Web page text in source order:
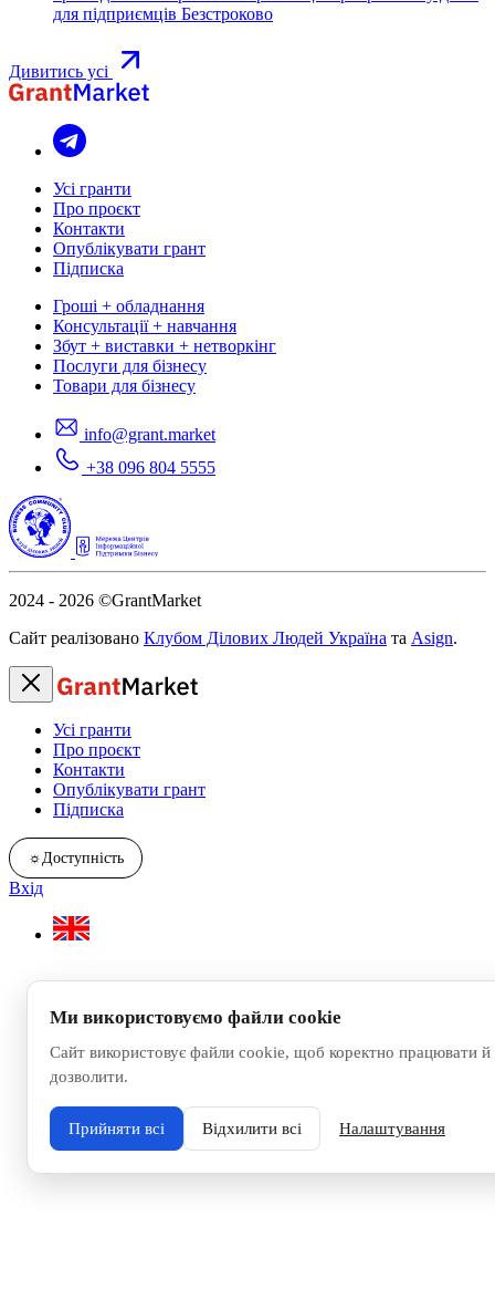
для підприємців Безстроково
Дивитись усі
Усі гранти
Про проєкт
Контакти
Опублікувати грант
Підписка
Гроші + обладнання
Консультації + навчання
Збут + виставки + нетворкінг
Послуги для бізнесу
Товари для бізнесу
info@grant.market
+38 096 804 5555
2024 - 2026 ©GrantMarket
Сайт реалізовано Клубом Ділових Людей Україна та Asign.
Усі гранти
Про проєкт
Контакти
Опублікувати грант
Підписка
☼ Доступність
Вхід
Ми використовуємо файли cookie
Сайт використовує файли cookie, щоб коректно працювати
дозволити.
Прийняти всі Відхилити всі Налаштування